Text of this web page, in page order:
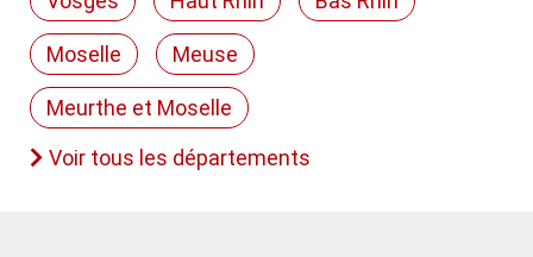
Moselle Meuse
Meurthe et Moselle
Voir tous les départements